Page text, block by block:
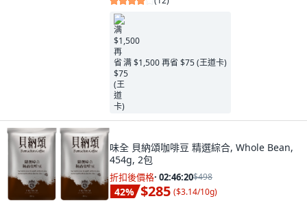
满 $1,500 再省 $75 (王道卡)
味全 貝納頌咖啡豆 精選綜合, Whole Bean,
454g, 2包
折扣後價格· 02:46:18$498
42% $285 ($3.14/10g)